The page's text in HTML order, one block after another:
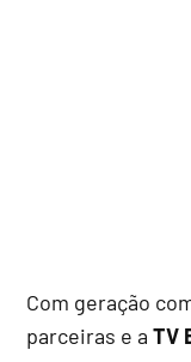
Com geração
parceiras e aTV